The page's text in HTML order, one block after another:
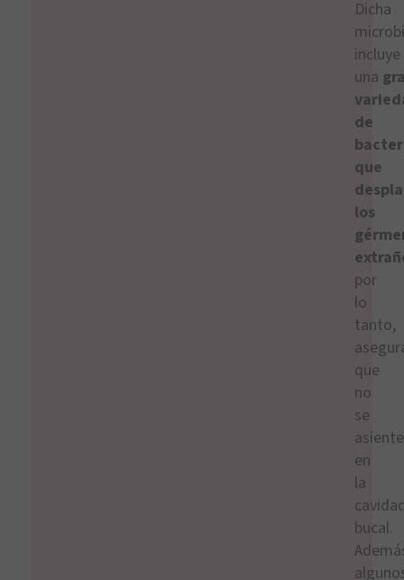
Dicha
incluye
una
de
que
los
por
lo
tanto,
que
no
se
en
la
bucal.